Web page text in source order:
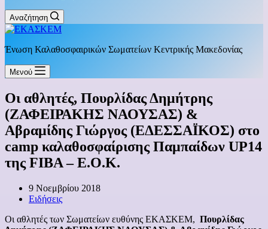
Αναζήτηση
Ένωση Καλαθοσφαιρικών Σωματείων Κεντρικής Μακεδονίας
Μενού
Οι αθλητές, Πουρλίδας Δημήτρης
(ΖΑΦΕΙΡΑΚΗΣ ΝΑΟΥΣΑΣ) &
Αβραμίδης Γιώργος (ΕΔΕΣΣΑΪΚΟΣ) στο
camp καλαθοσφαίρισης Παμπαίδων UP14
της FIBA – E.O.K.
9 Νοεμβρίου 2018
Ειδήσεις
Οι αθλητές των Σωματείων ευθύνης ΕΚΑΣΚΕΜ, Πουρλίδας